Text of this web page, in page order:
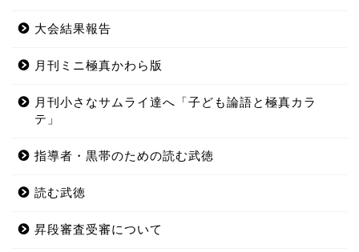
大会結果報告
月刊ミニ極真かわら版
月刊小さなサムライ達へ「子ども論語と極真カラ
テ」
指導者・黒帯のための読む武徳
読む武徳
昇段審査受審について